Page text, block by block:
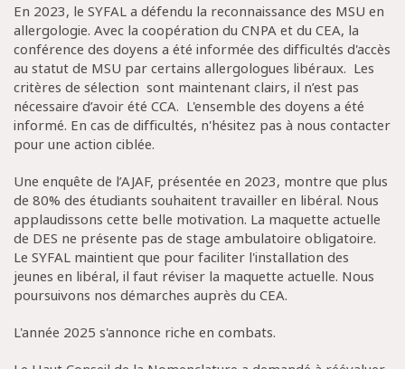
En 2023, le SYFAL a défendu la reconnaissance des MSU en
allergologie. Avec la coopération du CNPA et du CEA, la
conférence des doyens a été informée des difficultés d'accès
au statut de MSU par certains allergologues libéraux. Les
critères de sélection sont maintenant clairs, il n’est pas
nécessaire d’avoir été CCA. L'ensemble des doyens a été
informé. En cas de difficultés, n'hésitez pas à nous contacter
pour une action ciblée.
Une enquête de l’AJAF, présentée en 2023, montre que plus
de 80% des étudiants souhaitent travailler en libéral. Nous
applaudissons cette belle motivation. La maquette actuelle
de DES ne présente pas de stage ambulatoire obligatoire.
Le SYFAL maintient que pour faciliter l'installation des
jeunes en libéral, il faut réviser la maquette actuelle. Nous
poursuivons nos démarches auprès du CEA.
L'année 2025 s'annonce riche en combats.